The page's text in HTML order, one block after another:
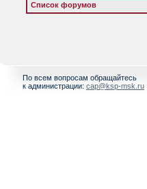
Список форумов
По всем вопросам обращайтесь
к администрации: cap@ksp-msk.ru